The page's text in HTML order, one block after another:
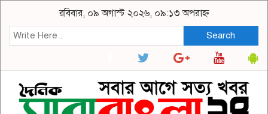
রবিবার, ০৯ অগাস্ট ২০২৬, ০৯:১৩ অপরাহ্ন
Search